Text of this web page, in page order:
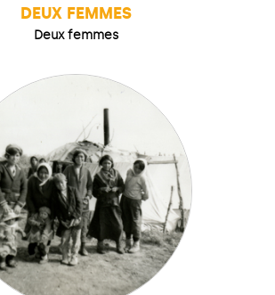
DEUX FEMMES
Deux femmes